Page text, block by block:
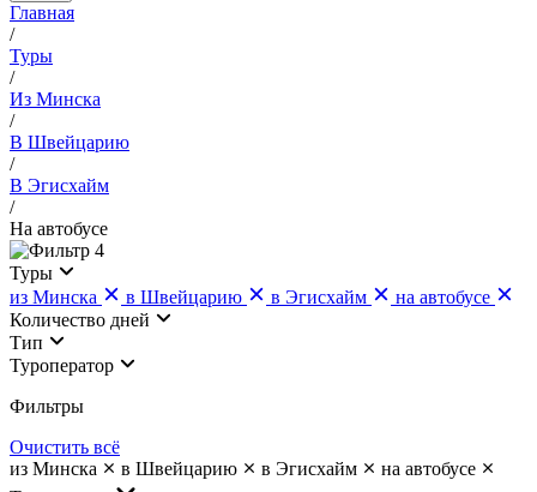
Главная
/
Туры
/
Из Минска
/
В Швейцарию
/
В Эгисхайм
/
На автобусе
4
Туры
из Минска
в Швейцарию в Эгисхайм
на автобусе
Количество дней
Тип
Туроператор
Фильтры
Очистить всё
из Минска
в Швейцарию в Эгисхайм
на автобусе